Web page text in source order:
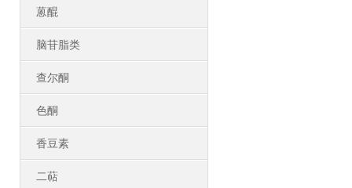
蒽醌
脑苷脂类
查尔酮
色酮
香豆素
二萜